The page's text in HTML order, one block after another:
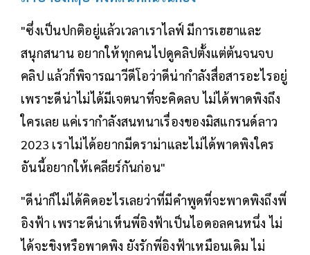
"ซึ่งเป็นปกติอยู่แล้วเวลาเราไลฟ์ มีการเฮฮาและ
สนุกสนาน อยากให้ทุกคนไปดูคลิปตั้งแต่ต้นจนจบ
คลิป แล้วก็พิจารณาวีดีโอว่าดีน่ากำลังสื่อสารอะไรอยู่
เพราะดีน่าไม่ได้มีเจตนาที่จะคิดลบ ไม่ได้พาดพิงถึง
ใครเลย แค่เรากำลังสนทนาเรื่องของมิสแกรนด์ลาว
2023 เราไม่ได้อยากมีดราม่าและไม่ได้พาดพิงใคร
อันนี้อยากให้เคลียร์กันก่อน"
"ดีน่าก็ไม่ได้คิดอะไรเลยว่าที่มีคำพูดที่จะพาดพิงถึงพี่
อิงฟ้า เพราะดีน่าเห็นพี่อิงฟ้าเป็นไอดอลคนหนึ่ง ไม่
ได้จะขิงหรือพาดพิง ยังรักพี่อิงฟ้าเหมือนเดิม ไม่